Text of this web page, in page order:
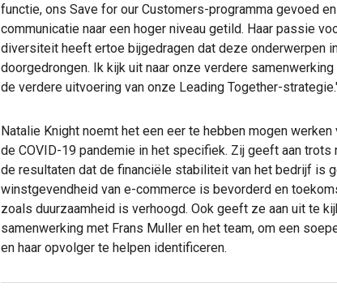
functie, ons Save for our Customers-programma gevoed
communicatie naar een hoger niveau getild. Haar passie
diversiteit heeft ertoe bijgedragen dat deze onderwerpen
doorgedrongen. Ik kijk uit naar onze verdere
de verdere uitvoering van onze Leading Together-
Natalie Knight noemt het een eer te hebben mogen
de COVID-19 pandemie in het specifiek. Zij geeft aan trots
de resultaten dat de financiële stabiliteit van het bedrijf is
winstgevendheid van e-commerce is bevorderd en
zoals duurzaamheid is verhoogd. Ook geeft ze aan uit te
samenwerking met Frans Muller en het team, om een
en haar opvolger te helpen identificeren.